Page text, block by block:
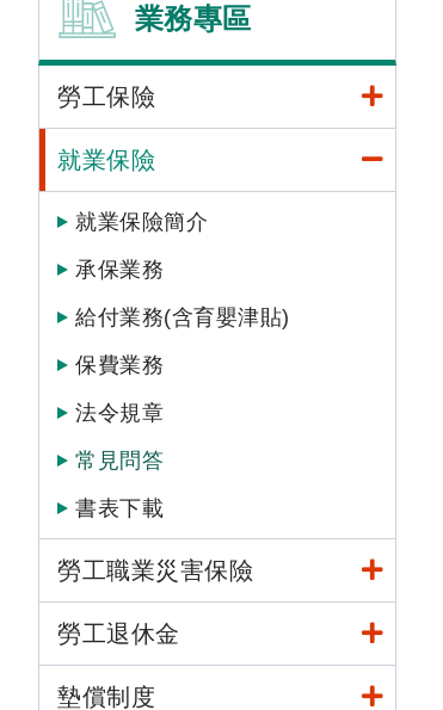
業務專區
勞工保險
就業保險
就業保險簡介
承保業務
給付業務(含育嬰津貼)
保費業務
法令規章
常見問答
書表下載
勞工職業災害保險
勞工退休金
墊償制度